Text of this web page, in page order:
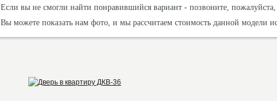
Если вы не смогли найти понравившийся вариант - позвоните,
Вы можете показать нам фото, и мы рассчитаем стоимость данной модели